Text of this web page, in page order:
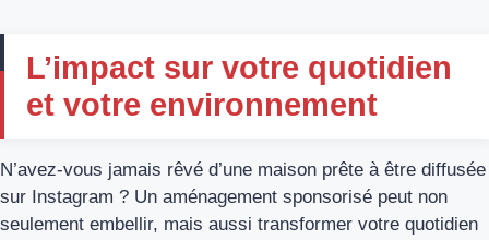
L’impact sur votre quotidien
et votre environnement
N’avez-vous jamais rêvé d’une maison prête à être diffusée
sur Instagram ? Un aménagement sponsorisé peut non
seulement embellir, mais aussi transformer votre quotidien